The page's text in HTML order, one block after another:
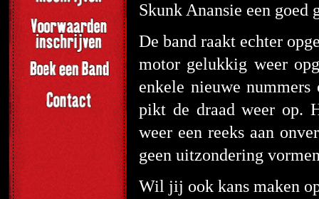
Skunk Anansie een
De band raakt echter
motor gelukkig weer
enkele nieuwe
pikt de draad weer op.
weer een reeks aan
geen uitzondering
Wil jij ook kans maken